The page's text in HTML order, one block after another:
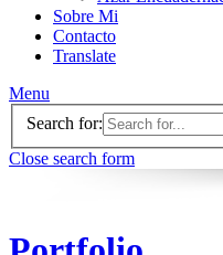
Sobre Mi
Contacto
Translate
Menu
Search for:
Close search form